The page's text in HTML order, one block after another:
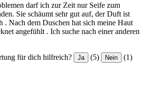
darf ich zur Zeit nur Seife zum
Sie schäumt sehr gut auf, der Duft ist
. Nach dem Duschen hat sich meine Haut
angefühlt . Ich suche nach einer anderen
für dich hilfreich? Ja (5) Nein (1)